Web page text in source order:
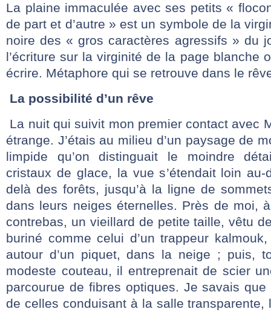
La plaine immaculée avec ses petits «
de part et d’autre » est un symbole de la
noire des « gros caractères agressifs » du
l’écriture sur la virginité de la page blanche
écrire. Métaphore qui se retrouve dans le
La possibilité d’un rêve
La nuit qui suivit mon premier contact avec
étrange. J’étais au milieu d’un paysage de
limpide qu’on distinguait le moindre
cristaux de glace, la vue s’étendait loin
delà des forêts, jusqu’à la ligne de
dans leurs neiges éternelles. Près de moi,
contrebas, un vieillard de petite taille, vêtu
buriné comme celui d’un trappeur
autour d’un piquet, dans la neige ; puis,
modeste couteau, il entreprenait de scier
parcourue de fibres optiques. Je savais
de celles conduisant à la salle